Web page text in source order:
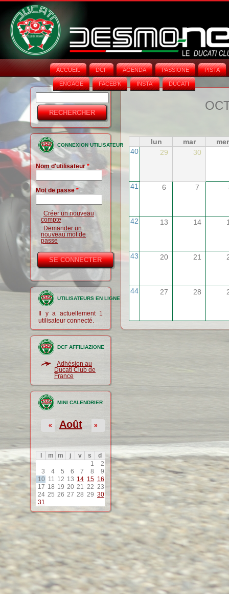
ACCUEIL DCF AGENDA PASSIONE PISTA
ENGAGE FACEB'K INSTA‘ DUCATI
Formulaire
de
recherche
CONNEXION UTILISATEUR
Nom d'utilisateur*
Mot de passe *
Créer un nouveau
compte
Demander un
nouveau mot de
passe
UTILISATEURS EN LIGNE
Il y a actuellement 1
utilisateur connecté.
DCF AFFILIAZIONE
Adhésion au
Ducati Club de
France
MINI CALENDRIER
Août
« »
m m j v s
d
1
2
3
4 5 6 7 8
9
10 11 12 13 14 15 16
17 18 19 20 21 22 23
24 25 26 27 28 29 30
31
lun mar
mer
40
29 30
41 6 7
42 13 14
43 20 21
44 27 28